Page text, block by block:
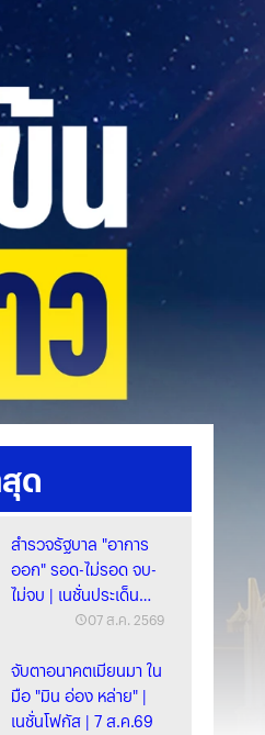
ด
สำรวจรัฐบาล "อาการ
ออก" รอด-ไม่รอด จบ-
ไม่จบ | เนชั่นประเด็น
ร้อน | 7 ส.ค. 6907 ส.ค. 2569
จับตาอนาคตเมียนมา ใน
มือ "มิน อ่อง หล่าย" |
เนชั่นโฟกัส | 7 ส.ค.69